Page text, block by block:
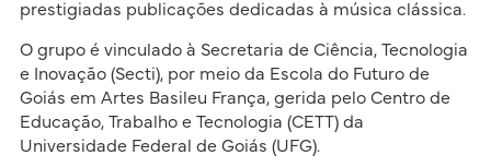
prestigiadas publicações dedicadas à música clássica.
O grupo é vinculado à Secretaria de Ciência, Tecnologia
e Inovação (Secti), por meio da Escola do Futuro de
Goiás em Artes Basileu França, gerida pelo Centro de
Educação, Trabalho e Tecnologia (CETT) da
Universidade Federal de Goiás (UFG).